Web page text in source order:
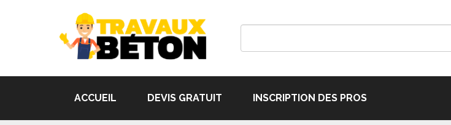
ACCUEIL DEVIS GRATUIT INSCRIPTION DES PROS